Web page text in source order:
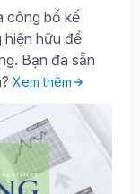
công bố kế
hữu để
Bạn đã sẵn
Xem thêm